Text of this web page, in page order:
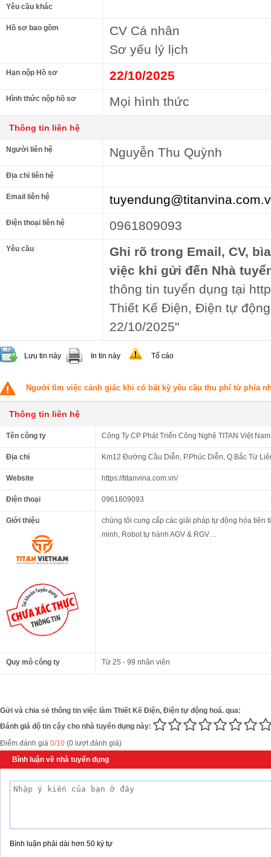
Yêu cầu khác
Hồ sơ bao gồm
CV Cá nhân
Sơ yếu lý lịch
Hạn nộp Hồ sơ 22/10/2025
Hình thức nộp hồ sơ Mọi hình thức
Thông tin liên hệ
Người liên hệ Nguyễn Thu Quỳnh
Địa chỉ liên hệ
Email liên hệ
Điện thoại liên hệ 0961809093
Yêu cầu
Ghi rõ trong Email, CV,
việc khi gửi đến Nhà
thông tin tuyển dụng tại
Thiết Kế Điện, Điện tự
22/10/2025"
Lưu tin này In tin này Tố cáo
Người tìm việc cảnh giác khi có bất kỳ yêu cầu thu phí từ phía
Thông tin liên hệ
Tên công ty Công Ty CP Phát Triển Công Nghệ TITAN Việt Nam
Địa chỉ Km12 Đường Cầu Diễn, P.Phúc Diễn, Q.Bắc Từ
Website https://titanvina.com.vn/
Điện thoại 0961809093
Giới thiệu
chúng tôi cung cấp các giải pháp tự động hóa tiên
minh, Robot tự hành AGV & RGV…
Quy mô công ty Từ 25 - 99 nhân viên
Gửi và chia sẻ thông tin việc làm Thiết Kế Điện, Điện tự động hoá. qua:
Đánh giá độ tin cậy cho nhà tuyển dụng này:
Điểm đánh giá 0/10 (0 lượt đánh giá)
Bình luận về nhà tuyển dụng
Bình luận phải dài hơn 50 ký tự